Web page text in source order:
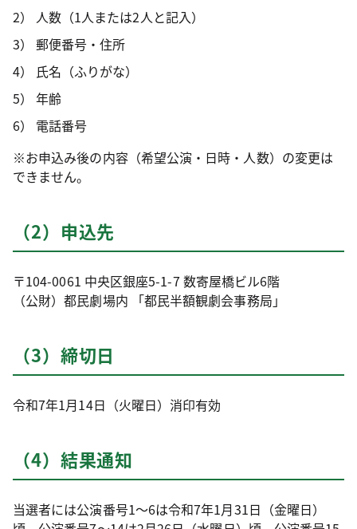
人数（1人または2人と記入）
郵便番号・住所
氏名（ふりがな）
年齢
電話番号
※お申込み後の内容（希望公演・日時・人数）の変更は
できません。
（2）申込先
〒104-0061 中央区銀座5-1-7 数寄屋橋ビル6階
（公財）都民劇場内 「都民半額観劇会事務局」
（3）締切日
令和7年1月14日（火曜日）消印有効
（4）結果通知
当選者には公演番号1～6は令和7年1月31日（金曜日）